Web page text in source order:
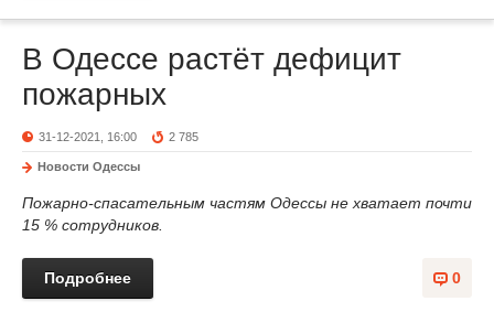
В Одессе растёт дефицит
пожарных
31-12-2021, 16:00 2 785
Новости Одессы
Пожарно-спасательным частям Одессы не хватает почти
15 % сотрудников.
0
Подробнее